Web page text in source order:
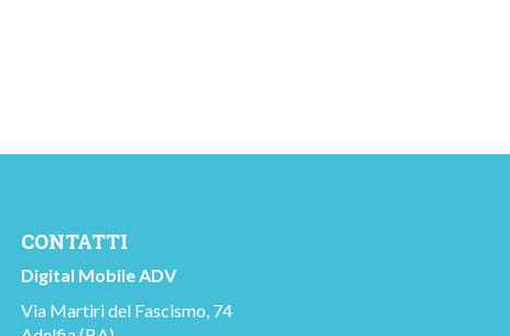
CONTATTI
Digital Mobile ADV
Via Martiri del Fascismo, 74